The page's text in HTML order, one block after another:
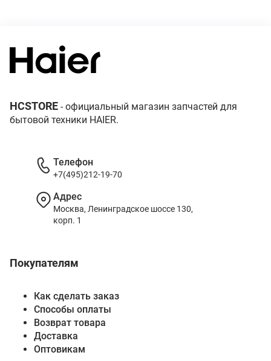
HCSTORE - официальный магазин запчастей для
бытовой техники HAIER.
Покупателям
Как сделать заказ
Способы оплаты
Возврат товара
Доставка
Оптовикам
Телефон
+7(495)212-19-70
Адрес
Москва, Ленинградское шоссе 130,
корп. 1